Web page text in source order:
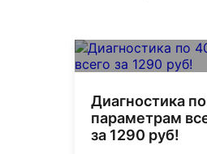
Диагностика
параметрам
за 1290 руб!